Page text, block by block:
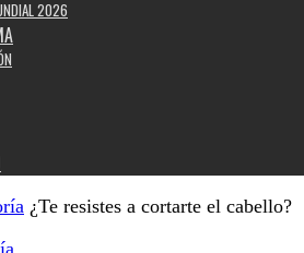
2026
¿Te resistes a cortarte el cabello?